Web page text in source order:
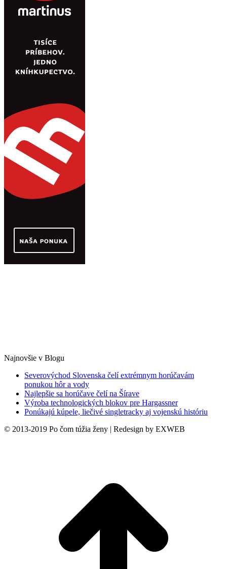
Najnovšie v Blogu
Severovýchod Slovenska čelí extrémnym horúčavám
ponukou hôr a vody
Najlepšie sa horúčave čelí na Šírave
Výroba technologických blokov pre Hargassner
Ponúkajú kúpele, liečivé singletracky aj vojenskú históriu
© 2013-2019 Po čom túžia ženy | Redesign by EXWEB